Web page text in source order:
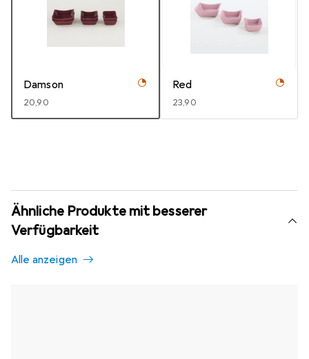
Damson
EUR
20,90
Red
EUR
23,90
Ähnliche Produkte mit besserer
Verfügbarkeit
Alle anzeigen